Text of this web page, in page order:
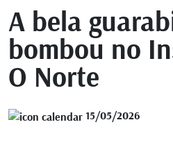
A bela
bombou no
O Norte
15/05/2026